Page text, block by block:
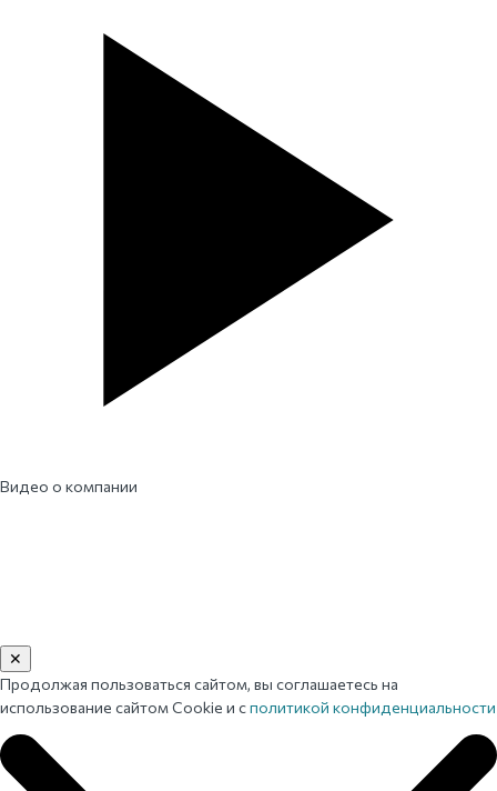
Видео о компании
✕
Продолжая пользоваться сайтом, вы соглашаетесь на
использование сайтом Cookie и сполитикой конфиденциальности